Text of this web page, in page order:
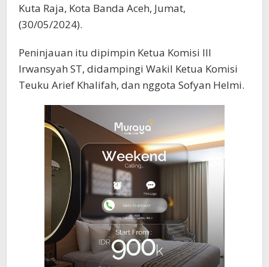
Kuta Raja, Kota Banda Aceh, Jumat,
(30/05/2024).
Peninjauan itu dipimpin Ketua Komisi III
Irwansyah ST, didampingi Wakil Ketua Komisi
Teuku Arief Khalifah, dan nggota Sofyan Helmi.